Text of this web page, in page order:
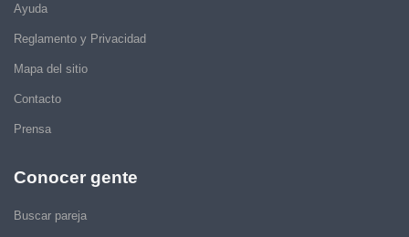
Ayuda
Reglamento y Privacidad
Mapa del sitio
Contacto
Prensa
Conocer gente
Buscar pareja